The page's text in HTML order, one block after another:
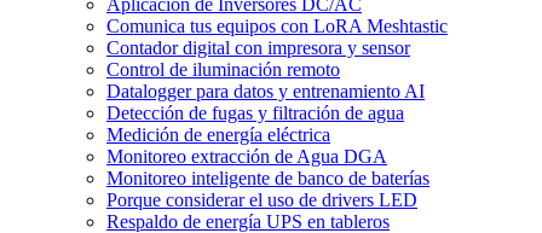
Aplicación de Inversores DC/AC
Comunica tus equipos con LoRA Meshtastic
Contador digital con impresora y sensor
Control de iluminación remoto
Datalogger para datos y entrenamiento AI
Detección de fugas y filtración de agua
Medición de energía eléctrica
Monitoreo extracción de Agua DGA
Monitoreo inteligente de banco de baterías
Porque considerar el uso de drivers LED
Respaldo de energía UPS en tableros